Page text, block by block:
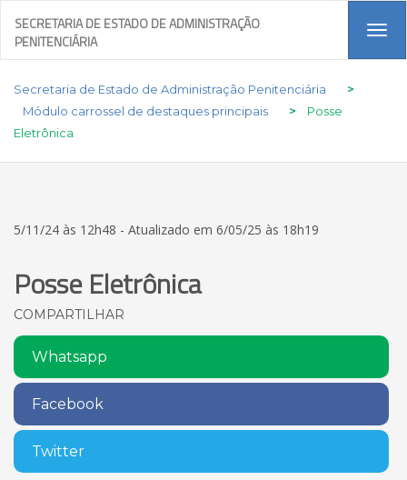
SECRETARIA DE ESTADO DE ADMINISTRAÇÃO
PENITENCIÁRIA
Secretaria de Estado de Administração Penitenciária
>
Módulo carrossel de destaques principais
>
Posse
Eletrônica
5/11/24 às 12h48 - Atualizado em 6/05/25 às 18h19
Posse Eletrônica
COMPARTILHAR
Whatsapp
Facebook
Twitter